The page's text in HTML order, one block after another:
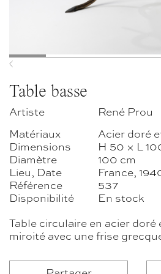
Previous
Table basse
Artiste
René Prou
Matériaux
Acier doré
Dimensions
H 50 × L
Diamètre
100 cm
Lieu, Date
France,
Référence
537
Disponibilité
En stock
Table circulaire en acier doré
miroité avec une frise